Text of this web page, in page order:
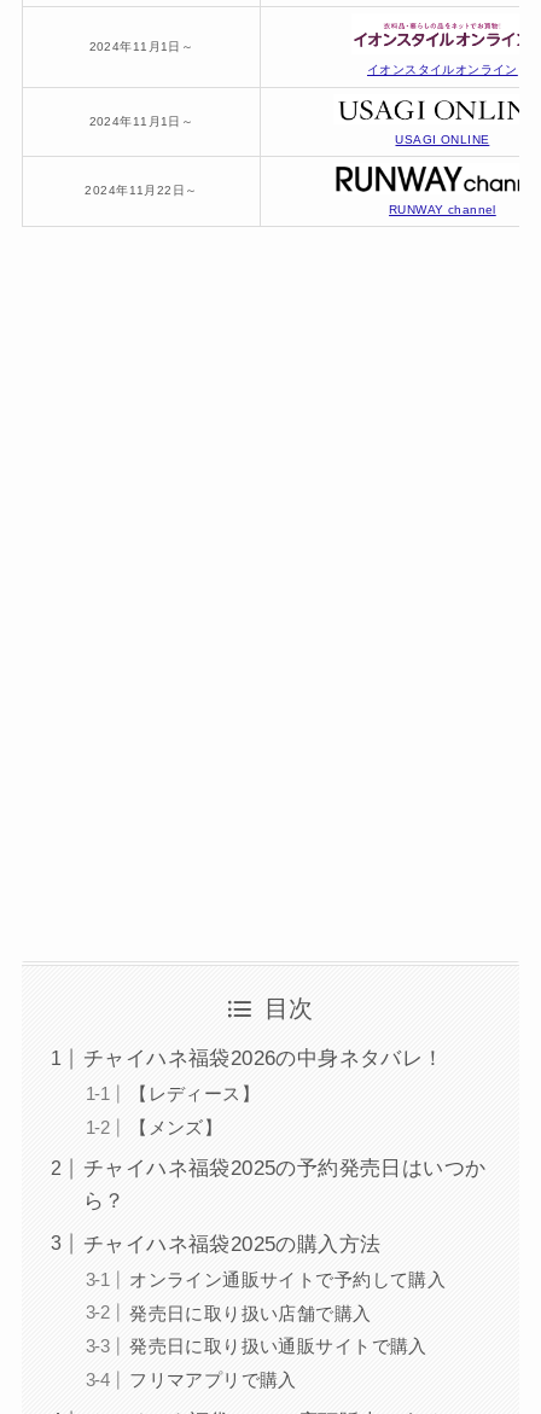
2024年11月1日～
イオンスタイルオンライン
2024年11月1日～
USAGI ONLINE
2024年11月22日～
RUNWAY channel
目次
チャイハネ福袋2026の中身ネタバレ！
【レディース】
【メンズ】
チャイハネ福袋2025の予約発売日はいつか
ら？
チャイハネ福袋2025の購入方法
オンライン通販サイトで予約して購入
発売日に取り扱い店舗で購入
発売日に取り扱い通販サイトで購入
フリマアプリで購入